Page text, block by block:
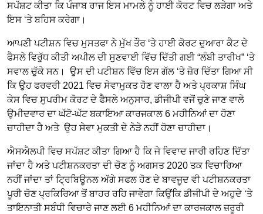
ਸਪੱਸ਼ਟ ਕੀਤਾ ਕਿ ਪੰਜਾਬ ਰਾਜ ਇਸ ਮਾਮਲੇ ਨੂੰ ਹਾਈ ਕੋਰਟ ਵਿਚ ਲੜੇਗਾ ਅਤੇ
ਇਸ ‘ਤੇ ਬਹਿਸ ਕਰੇਗਾ।
ਆਪਣੀ ਪਟੀਸ਼ਨ ਵਿਚ ਮੁਸਤਫਾ ਨੇ ਮੁੱਖ ਤੌਰ ‘ਤੇ ਹਾਈ ਕੋਰਟ ਦੁਆਰਾ ਕੈਟ ਦੇ
ਫੈਸਲੇ ਵਿਰੁੱਧ ਕੀਤੀ ਅਪੀਲ ਦੀ ਸੁਣਵਾਈ ਵਿੱਚ ਦਿੱਤੀ ਗਈ “ਲੰਬੀ ਤਾਰੀਖ” ‘ਤੇ
ਸਵਾਲ ਚੁੱਕੇ ਸਨ। ਉਸ ਦੀ ਪਟੀਸ਼ਨ ਵਿੱਚ ਇਸ ਗੱਲ ‘ਤੇ ਜ਼ੋਰ ਦਿੱਤਾ ਗਿਆ ਸੀ
ਕਿ ਉਹ ਫਰਵਰੀ 2021 ਵਿਚ ਸੇਵਾਮੁਕਤ ਹੋਣ ਵਾਲਾ ਹੈ ਅਤੇ ਪ੍ਰਕਾਸ਼ ਸਿੰਘ
ਕੇਸ ਵਿਚ ਸੁਪਰੀਮ ਕੋਰਟ ਦੇ ਫੈਸਲੇ ਅਨੁਸਾਰ, ਡੀਜੀਪੀ ਵਜੋਂ ਚੁਣੇ ਜਾਣ ਵਾਲੇ
ਉਮੀਦਵਾਰ ਦਾ ਘੱਟੋ-ਘੱਟ ਬਕਾਇਆ ਕਾਰਜਕਾਲ 6 ਮਹੀਨਿਆਂ ਦਾ ਹੋਣਾ
ਚਾਹੀਦਾ ਹੈ ਅਤੇ ਉਹ ਸੇਵਾ ਮੁਕਤੀ ਦੇ ਨੇੜੇ ਨਹੀਂ ਹੋਣਾ ਚਾਹੀਦਾ।
ਐਸਐਲਪੀ ਵਿਚ ਸਪੱਸ਼ਟ ਕੀਤਾ ਗਿਆ ਹੈ ਕਿ ਜੇ ਵਿਵਾਦ ਜਾਰੀ ਰਹਿਣ ਦਿੱਤਾ
ਜਾਂਦਾ ਹੈ ਅਤੇ ਪਟੀਸ਼ਨਕਰਤਾ ਦੀ ਚੋਣ ਨੂੰ ਅਗਸਤ 2020 ਤਕ ਵਿਚਾਰਿਆ
ਨਹੀਂ ਜਾਂਦਾ ਤਾਂ ਟ੍ਰਿਬਿਊਨਲ ਅੱਗੇ ਸਫਲ ਹੋਣ ਦੇ ਬਾਵਜੂਦ ਵੀ ਪਟੀਸ਼ਨਕਰਤਾ
ਪੂਰੀ ਚੋਣ ਪ੍ਰਕਿਰਿਆ ਤੋਂ ਬਾਹਰ ਰਹਿ ਜਾਵੇਗਾ ਕਿਉਂਕਿ ਡੀਜੀਪੀ ਦੇ ਅਹੁਦੇ ‘ਤੇ
ਤਾਇਨਾਤੀ ਸਬੰਧੀ ਵਿਚਾਰੇ ਜਾਣ ਲਈ 6 ਮਹੀਨਿਆਂ ਦਾ ਕਾਰਜਕਾਲ ਜ਼ਰੂਰੀ